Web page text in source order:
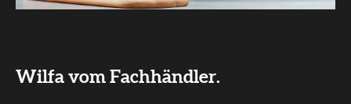
Wilfa vom Fachhändler.